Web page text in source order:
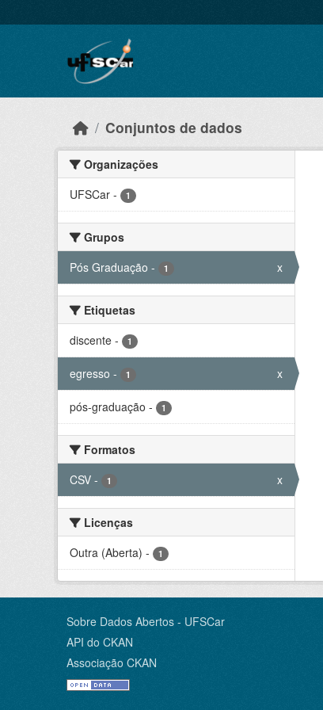
Conjuntos de dados
Organizações
UFSCar - 1
Grupos
Pós Graduação - 1 x
Etiquetas
discente - 1
egresso - 1 x
pós-graduação - 1
Formatos
CSV - 1 x
Licenças
Outra (Aberta) - 1
Sobre Dados Abertos - UFSCar
API do CKAN
Associação CKAN